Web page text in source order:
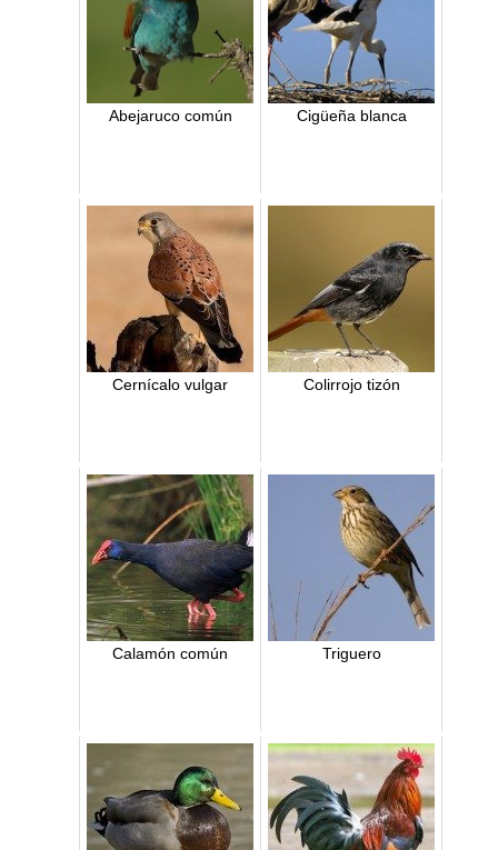
Abejaruco común Cigüeña blanca
Cernícalo vulgar Colirrojo tizón
Calamón común Triguero